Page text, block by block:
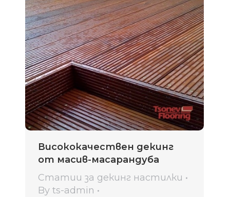
Висококачествен декинг
от масив-масарандуба
Статии за декинг настилки
Byts-admin